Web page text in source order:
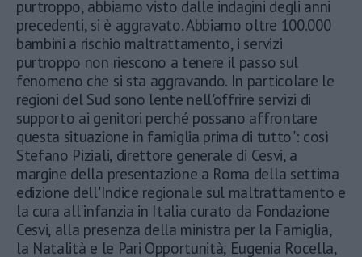
purtroppo, abbiamo visto dalle indagini degli anni
precedenti, si è aggravato. Abbiamo oltre 100.000
bambini a rischio maltrattamento, i servizi
purtroppo non riescono a tenere il passo sul
fenomeno che si sta aggravando. In particolare le
regioni del Sud sono lente nell'offrire servizi di
supporto ai genitori perché possano affrontare
questa situazione in famiglia prima di tutto": così
Stefano Piziali, direttore generale di Cesvi, a
margine della presentazione a Roma della settima
edizione dell'Indice regionale sul maltrattamento e
la cura all'infanzia in Italia curato da Fondazione
Cesvi, alla presenza della ministra per la Famiglia,
la Natalità e le Pari Opportunità, Eugenia Rocella,